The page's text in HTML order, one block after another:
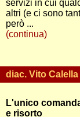
servizi in cui
altri (e ci sono
però ...
(continua)
diac. Vito Calella
L'unico
e risorto